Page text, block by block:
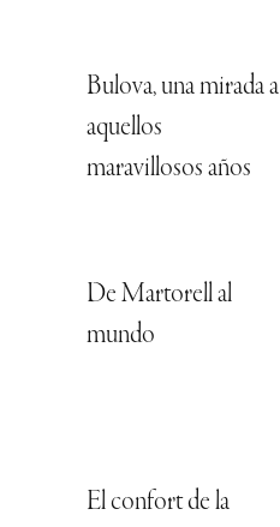
Bulova, una mirada a
aquellos
maravillosos años
De Martorell al
mundo
El confort de la